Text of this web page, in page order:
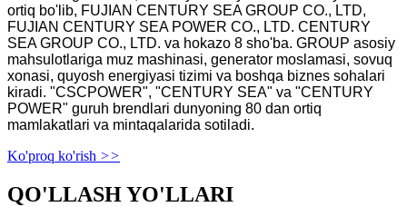
ortiq bo'lib, FUJIAN CENTURY SEA GROUP CO., LTD,
FUJIAN CENTURY SEA POWER CO., LTD. CENTURY
SEA GROUP CO., LTD. va hokazo 8 sho'ba. GROUP asosiy
mahsulotlariga muz mashinasi, generator moslamasi, sovuq
xonasi, quyosh energiyasi tizimi va boshqa biznes sohalari
kiradi. "CSCPOWER", "CENTURY SEA" va "CENTURY
POWER" guruh brendlari dunyoning 80 dan ortiq
mamlakatlari va mintaqalarida sotiladi.
Ko'proq ko'rish >>
QO'LLASH YO'LLARI